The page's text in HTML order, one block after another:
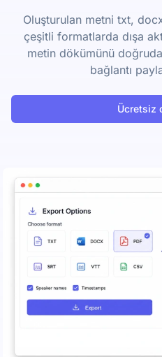
Oluşturulan metni txt,
çeşitli formatlarda dışa
metin dökümünü
bağlantı
Ücretsiz